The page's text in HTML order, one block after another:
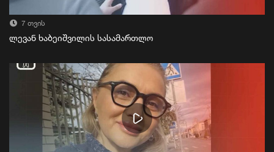
7 თვის
ლევან ხაბეიშვილის სასამართლო